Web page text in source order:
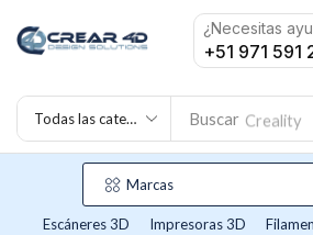
Buscar Creality
¿Necesitas
+51 971 591
Marcas
Escáneres 3D Impresoras 3D